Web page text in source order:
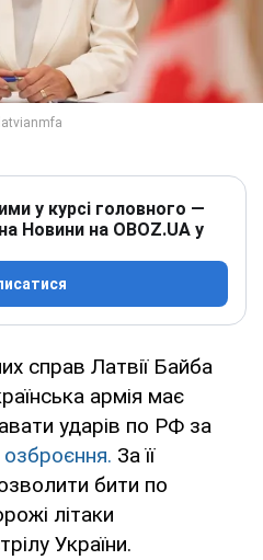
у курсі головного —
Новини на OBOZ.UA у
справ Латвії Байба
армія має
ударів по РФ за
озброєння. За її
бити по
літаки
України.